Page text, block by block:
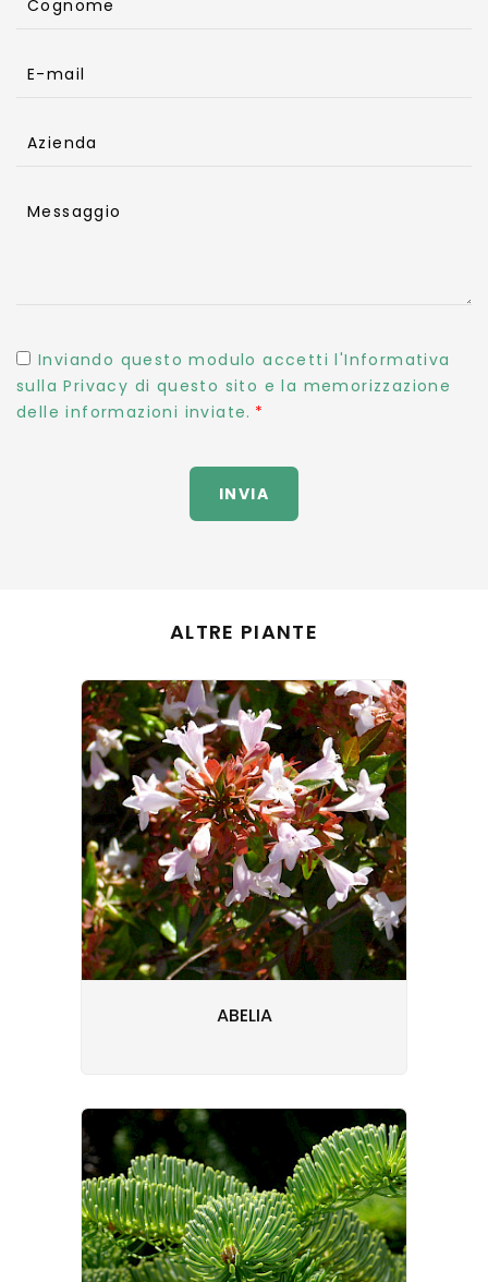
Cognome
E-mail
Azienda
Messaggio
Inviando questo modulo accetti l'Informativa
sulla Privacy di questo sito e la memorizzazione
delle informazioni inviate.
INVIA
ALTRE PIANTE
ABELIA